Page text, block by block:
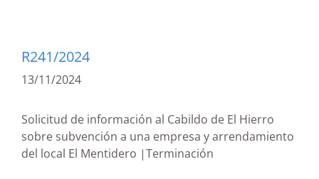
R241/2024
13/11/2024
Solicitud de información al Cabildo de El Hierro
sobre subvención a una empresa y arrendamiento
del local El Mentidero |Terminación